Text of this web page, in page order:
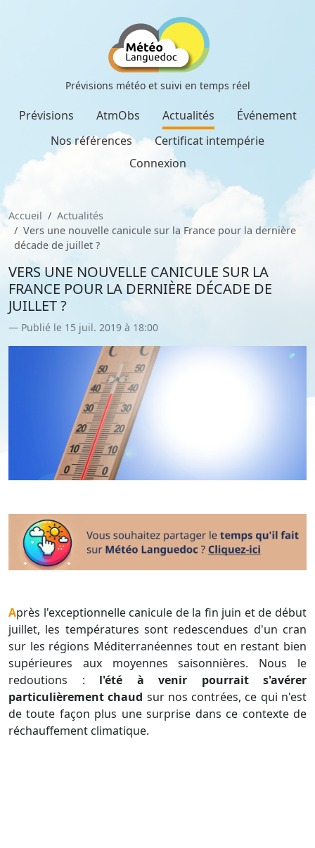
Prévisions météo et suivi en temps réel
Prévisions AtmObs Actualités
Événement
Nos références
Certificat intempérie
Connexion
Accueil
Actualités
Vers une nouvelle canicule sur la France pour la dernière
décade de juillet ?
VERS UNE NOUVELLE CANICULE SUR LA
FRANCE POUR LA DERNIÈRE DÉCADE DE
JUILLET ?
Publié le 15 juil. 2019 à 18:00
Après l'exceptionnelle canicule de la fin juin et de début
juillet, les températures sont redescendues d'un cran
sur les régions Méditerranéennes tout en restant bien
supérieures aux moyennes saisonnières. Nous le
redoutions : l'été à venir pourrait s'avérer
particulièrement chaud sur nos contrées, ce qui n'est
de toute façon plus une surprise dans ce contexte de
réchauffement climatique.